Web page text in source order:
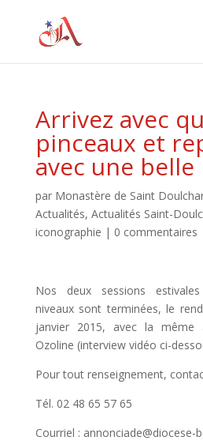
Arrivez avec
pinceaux et
avec une belle
par Monastère de Saint
Actualités, Actualités Saint-
iconographie | 0 commentaires
Nos deux sessions estivales
niveaux sont terminées, le
janvier 2015, avec la même
Ozoline (interview vidéo ci-
Pour tout renseignement,
Tél. 02 48 65 57 65
Courriel : annonciade@diocese-